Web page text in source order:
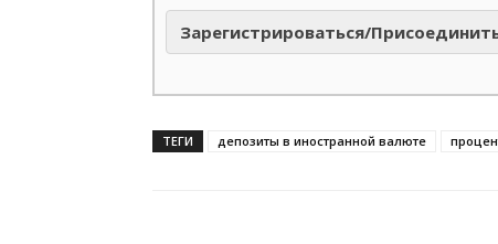
Зарегистрироваться/
ТЕГИ депозиты в иностранной валюте